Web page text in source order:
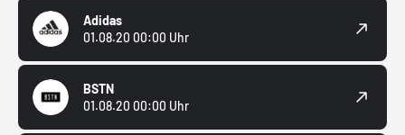
Adidas
01.08.20 00:00 Uhr
BSTN
01.08.20 00:00 Uhr